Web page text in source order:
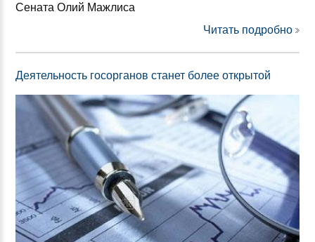
Сената Олий Мажлиса
Читать подробно
Деятельность госорганов станет более открытой